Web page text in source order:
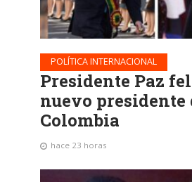
POLÍTICA INTERNACIONAL
Presidente Paz
nuevo presidente
Colombia
hace 23 horas